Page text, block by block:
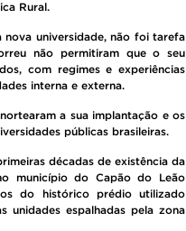
Rural.
nova universidade, não foi tarefa
não permitiram que o seu
com regimes e experiências
interna e externa.
a sua implantação e os
públicas brasileiras.
décadas de existência da
município do Capão do Leão
do histórico prédio utilizado
unidades espalhadas pela zona